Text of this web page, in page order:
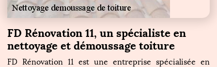
FD Rénovation 11, un spécialiste en
nettoyage et démoussage toiture
FD Rénovation 11 est une entreprise spécialisée en